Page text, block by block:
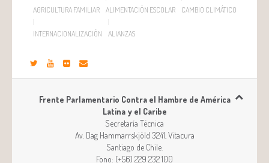
AGRICULTURA FAMILIAR ALIMENTACIÓN ESCOLAR CAMBIO CLIMÁTICO
INTERNACIONALIZACIÓN ALIANZAS
Frente Parlamentario Contra el Hambre de América
Latina y el Caribe
Secretaría Técnica
Av. Dag Hammarrskjöld 3241, Vitacura
Santiago de Chile
Fono: (+56) 229 232 100